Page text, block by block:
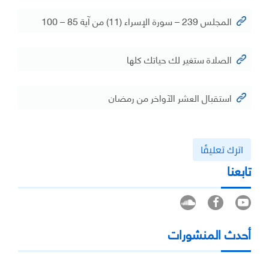
المجلس 239 – سورة الإسراء (11) من آية 85 – 100
الصلاة ستغير لك حياتك كلها
استقبال العشر الآواخر من رمضان
اترك تعليقًا
تابعنا
أحدث المنشورات